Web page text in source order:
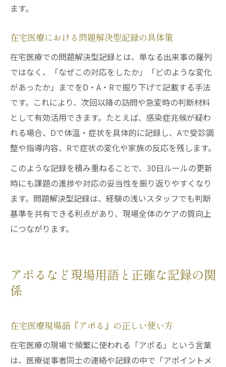
ます。
在宅医療における問題解決型記録の具体策
在宅医療での問題解決型記録とは、単なる出来事の羅列
ではなく、「なぜこの対応をしたか」「どのような変化
があったか」までをD・A・Rで掘り下げて記載する手法
です。これにより、次回以降の訪問や急変時の判断材料
として有効活用できます。たとえば、感染症兆候が疑わ
れる場合、Dで体温・症状を具体的に記録し、Aで受診調
整や指導内容、Rで症状の変化や家族の反応を残します。
このような記録を積み重ねることで、30日ルールの更新
時にも課題の進捗や対応の妥当性を振り返りやすくなり
ます。問題解決型記録は、経験の浅いスタッフでも判断
基準を共有できる利点があり、現場全体のケアの質向上
につながります。
アポるなど現場用語と正確な記録の関
係
在宅医療現場語『アポる』の正しい使い方
在宅医療の現場で頻繁に使われる「アポる」という言葉
は、医療従事者同士の連絡や記録の中で「アポイントメ